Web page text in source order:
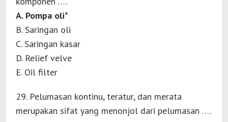
A. Pompa oli*
B. Saringan oli
C. Saringan kasar
D. Relief velve
E. Oil filter
29. Pelumasan kontinu, teratur, dan merata
merupakan sifat yang menonjol dari pelumasan ….